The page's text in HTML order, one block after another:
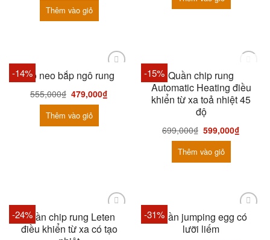
Thêm vào giỏ
-14%Mỏ neo bắp ngô rung
555,000₫ 479,000₫
Thêm vào giỏ
-15% HẾT HÀNG
Quần chip rung
Automatic Heating điều
khiển từ xa toả nhiệt 45
độ
699,000₫ 599,000₫
Thêm vào giỏ
-24%Quần chip rung Leten
điều khiển từ xa có tạo
-31%Quần jumping egg có
lưỡi liếm